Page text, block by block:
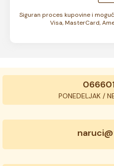
Siguran proces kupovine i
Visa, MasterCard,
PONEDELJAK /